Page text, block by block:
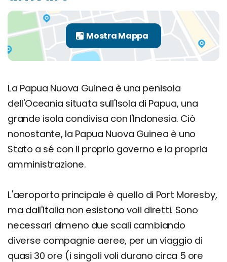
La Papua Nuova Guinea è una penisola
dell'Oceania situata sull'Isola di Papua, una
grande isola condivisa con l'Indonesia. Ciò
nonostante, la Papua Nuova Guinea è uno
Stato a sé con il proprio governo e la propria
amministrazione.
L'aeroporto principale è quello di Port Moresby,
ma dall'Italia non esistono voli diretti. Sono
necessari almeno due scali cambiando
diverse compagnie aeree, per un viaggio di
quasi 30 ore (i singoli voli durano circa 5 ore